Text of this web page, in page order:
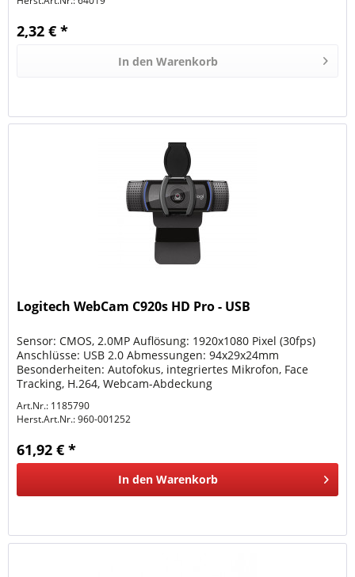
2,32 € *
In den Warenkorb
Logitech WebCam C920s HD Pro - USB
Sensor: CMOS, 2.0MP Auflösung: 1920x1080 Pixel (30fps)
Anschlüsse: USB 2.0 Abmessungen: 94x29x24mm
Besonderheiten: Autofokus, integriertes Mikrofon, Face
Tracking, H.264, Webcam-Abdeckung
Art.Nr.: 1185790
Herst.Art.Nr.:960-001252
61,92 € *
In den Warenkorb